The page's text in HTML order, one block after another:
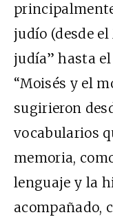
judío (desde
judía” hasta
“Moisés y el
sugirieron
vocabularios
memoria,
lenguaje y la
acompañado,